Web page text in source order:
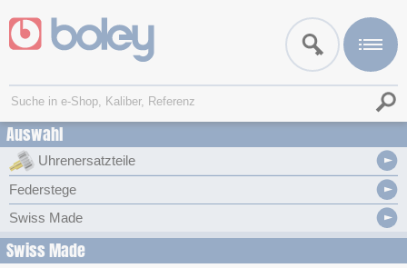
Auswahl
Uhrenersatzteile
Federstege
Swiss Made
Swiss Made